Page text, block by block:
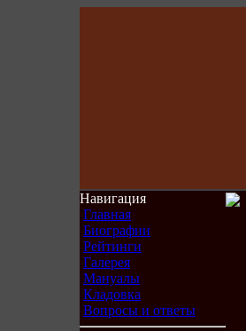
Навигация
Главная
Биографии
Рейтинги
Галерея
Мануалы
Кладовка
Вопросы и ответы